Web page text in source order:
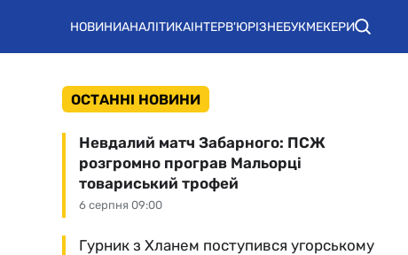
НОВИНИАНАЛІТИКАІНТЕРВ'ЮРІЗНЕБУКМЕКЕРИ
ОСТАННІ НОВИНИ
6 серпня 09:00
Невдалий матч Забарного: ПСЖ
розгромно програв Мальорці
товариський трофей
Гурник з Хланем поступився угорському